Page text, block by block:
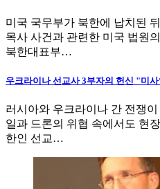
미국 국무부가 북한에 납치된
목사 사건과 관련한 미국 법원
북한대표부…
우크라이나 선교사 3부자의 헌신 "미
러시아와 우크라이나 간 전쟁
일과 드론의 위협 속에서도 현
한인 선교…